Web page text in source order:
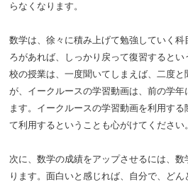
らなくなります。
数学は、徐々に積み上げて勉強していく科
ろがあれば、しっかり戻って復習すると
校の授業は、一度聞いてしまえば、二度
が、イークルースの学習動画は、前の学年
ます。イークルースの学習動画を利用す
て利用するということも心がけてください。
次に、数学の成績をアップさせるには、
ります。面白いと感じれば、自分で、ど